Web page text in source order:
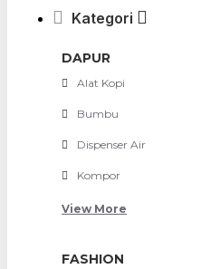
Kategori
DAPUR
Alat Kopi
Bumbu
Dispenser Air
Kompor
View More
FASHION